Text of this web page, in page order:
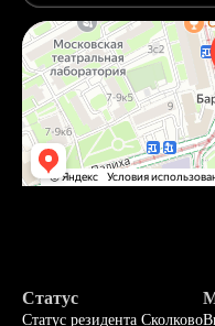
Статус
Статус резидента Сколково